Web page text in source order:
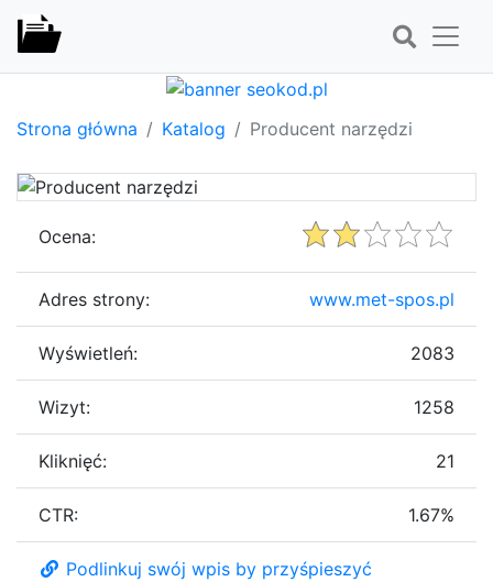
Strona główna Katalog Producent narzędzi
Ocena:
Adres strony: www.met-spos.pl
Wyświetleń: 2083
Wizyt: 1258
Kliknięć: 21
CTR: 1.67%
Podlinkuj swój wpis by przyśpieszyć